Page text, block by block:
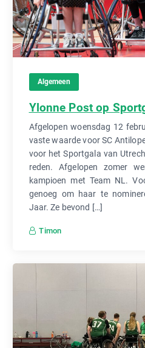
Algemeen
Ylonne Post op
Afgelopen woensdag 12
vaste waarde voor SC
voor het Sportgala van
reden. Afgelopen zomer
kampioen met Team NL.
genoeg om haar te
Jaar. Ze bevond […]
Timon